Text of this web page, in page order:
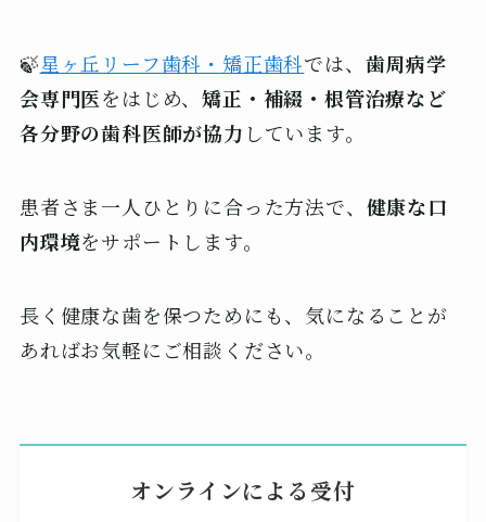
🍃星ヶ丘リーフ歯科・矯正歯科では、 歯周病学
会専門医をはじめ、矯正・補綴・根管治療など
各分野の歯科医師が協力 しています。
患者さま一人ひとりに合った方法で、 健康な口
内環境をサポートします。
長く健康な歯を保つためにも、気になることが
あればお気軽にご相談ください。
オンラインによる受付